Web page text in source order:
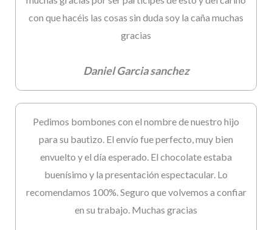
con que hacéis las cosas sin duda soy la caña muchas
gracias
Daniel Garcia sanchez
Pedimos bombones con el nombre de nuestro hijo
para su bautizo. El envío fue perfecto, muy bien
envuelto y el día esperado. El chocolate estaba
buenísimo y la presentación espectacular. Lo
recomendamos 100%. Seguro que volvemos a confiar
en su trabajo. Muchas gracias